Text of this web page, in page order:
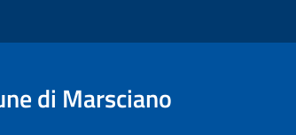
di Marsciano